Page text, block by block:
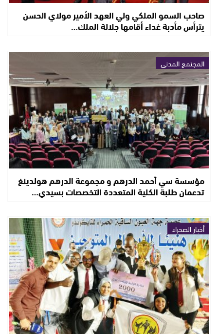
صاحب السمو الملكي ولي العهد الأمير مولاي الحسن
يترأس مأدبة غداء أقامها جلالة الملك…
المجتمع المدني
مؤسسة سي أحمد الدرهم و مجموعة الدرهم هولدينغ
تدعمان طلبة الكلية المتعددة التخصصات بسيدي…
أخبار الصحراء